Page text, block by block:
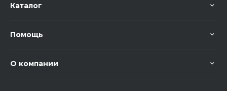
Каталог
Помощь
О компании